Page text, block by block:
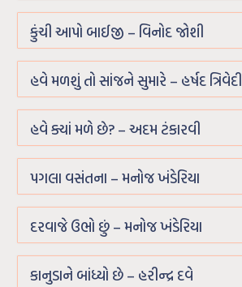
કુંચી આપો બાઈજી – વિનોદ જોશી
હવે મળશું તો સાંજને સુમારે – હર્ષદ ત્રિવેદી
હવે ક્યાં મળે છે? – અદમ ટંકારવી
પગલા વસંતના – મનોજ ખંડેરિયા
દરવાજે ઉભો છું – મનોજ ખંડેરિયા
કાનુડાને બાંધ્યો છે – હરીન્દ્ર દવે